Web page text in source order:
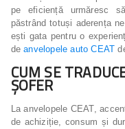
pe eficiență urmăresc
păstrând totuși aderența
ești gata pentru o
deanvelopele auto CEAT
CUM SE
ȘOFER
La anvelopele CEAT,
de achiziție, consum și